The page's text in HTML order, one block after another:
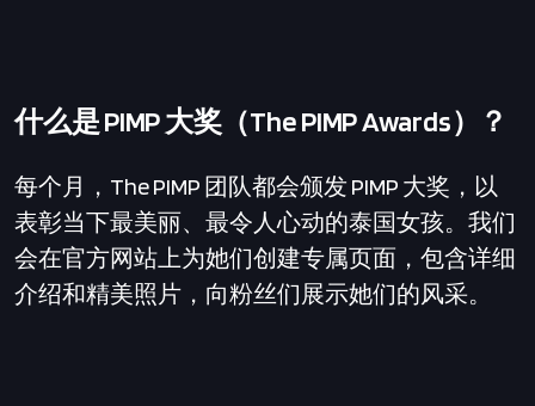
什么是 PIMP 大奖（The PIMP Awards）？
每个月，The PIMP 团队都会颁发 PIMP 大奖，以
表彰当下最美丽、最令人心动的泰国女孩。我们
会在官方网站上为她们创建专属页面，包含详细
介绍和精美照片，向粉丝们展示她们的风采。